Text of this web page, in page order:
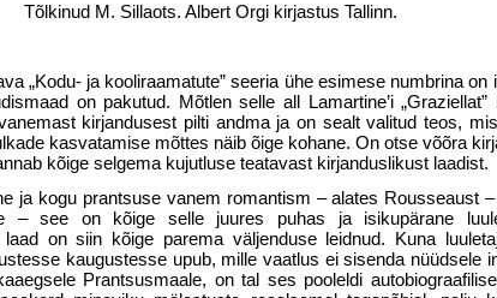
Tõlkinud M. Sillaots. Albert Orgi kirjastus Tallinn.
„Kodu- ja kooliraamatute” seeria ühe esimese numbrina on
on pakutud. Mõtlen selle all Lamartine’i
kirjandusest pilti andma ja on sealt valitud teos,
kasvatamise mõttes näib õige kohane. On otse võõra
kõige selgema kujutluse teatavast kirjanduslikust laadist.
ja kogu prantsuse vanem romantism – alates Rousseaust
– see on kõige selle juures puhas ja isikupärane
on siin kõige parema väljenduse leidnud. Kuna
kaugustesse upub, mille vaatlus ei sisenda nüüdsele
Prantsusmaale, on tal ses pooleldi